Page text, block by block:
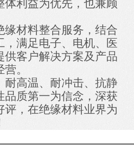
体利益为优先，也兼顾
缘材料整合服务，结合
，满足电子、电机、医
供客户解决方案及产品
。
耐高温、耐冲击、抗静
品质第一为信念，深获
评，在绝缘材料业界为